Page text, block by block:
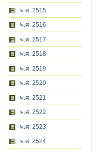
พ.ศ. 2515
พ.ศ. 2516
พ.ศ. 2517
พ.ศ. 2518
พ.ศ. 2519
พ.ศ. 2520
พ.ศ. 2521
พ.ศ. 2522
พ.ศ. 2523
พ.ศ. 2524